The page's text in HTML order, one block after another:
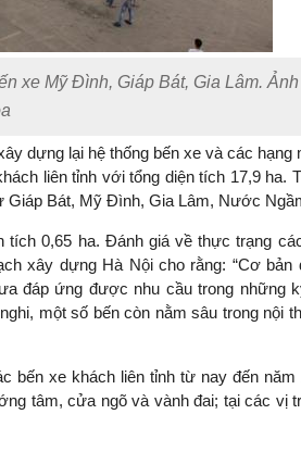
xe Mỹ Đình, Giáp Bát, Gia Lâm.
dựng lại hệ thống bến xe và các hạng
liên tỉnh với tổng diện tích 17,9 ha.
Giáp Bát, Mỹ Đình, Gia Lâm, Nước
tích 0,65 ha. Đánh giá về thực trạng
xây dựng Hà Nội cho rằng: “Cơ bản
đáp ứng được nhu cầu trong những
một số bến còn nằm sâu trong nội
bến xe khách liên tỉnh từ nay đến năm
tâm, cửa ngõ và vành đai; tại các vị